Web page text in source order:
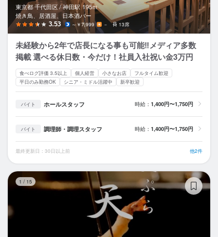
東京都 千代田区 / 神田駅 195m
焼き鳥、居酒屋、日本酒バー
3.53 ～￥7,999 － 13席
未経験から2年で店長になる事も可能‼メディア多数
掲載 選べる休日数・今だけ！社員入社祝い金3万円
食べログ評価 3.5以上 個人経営 小さなお店
フルタイム歓迎
平日のみ勤務OK
シニア・ミドル活躍中 新卒歓迎
バイト ホールスタッフ 時給： 1,400円〜1,750円
バイト 調理師・調理スタッフ 時給： 1,400円〜1,750円
最終更新日：30日以上前 他2件
1 / 15